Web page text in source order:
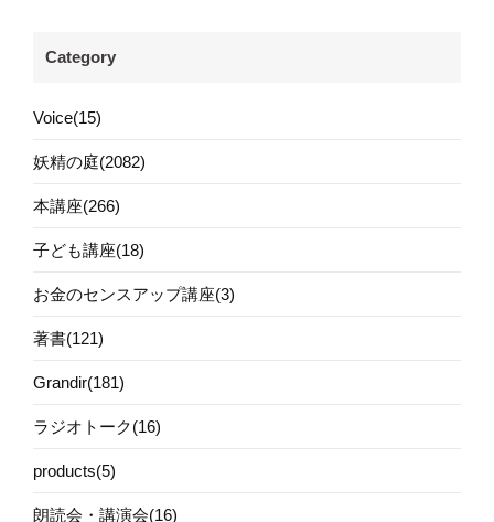
Category
Voice(15)
妖精の庭(2082)
本講座(266)
子ども講座(18)
お金のセンスアップ講座(3)
著書(121)
Grandir(181)
ラジオトーク(16)
products(5)
朗読会・講演会(16)